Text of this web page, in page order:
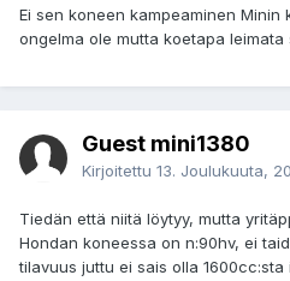
Ei sen koneen kampeaminen Minin
ongelma ole mutta koetapa leimata
Guest mini1380
Kirjoitettu 13. Joulukuuta,
Tiedän että niitä löytyy, mutta
Hondan koneessa on n:90hv, ei
tilavuus juttu ei sais olla